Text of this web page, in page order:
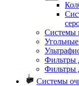
Системы
Фильтры
Фильтры
Системы